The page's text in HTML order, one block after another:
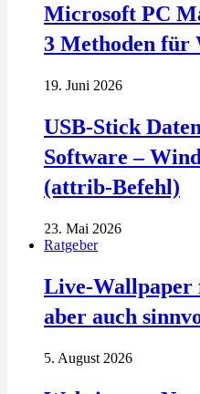
Microsoft PC
3 Methoden für
19. Juni 2026
USB-Stick
Software –
(attrib-Befehl)
23. Mai 2026
Ratgeber
Live-Wallpaper
aber auch
5. August 2026